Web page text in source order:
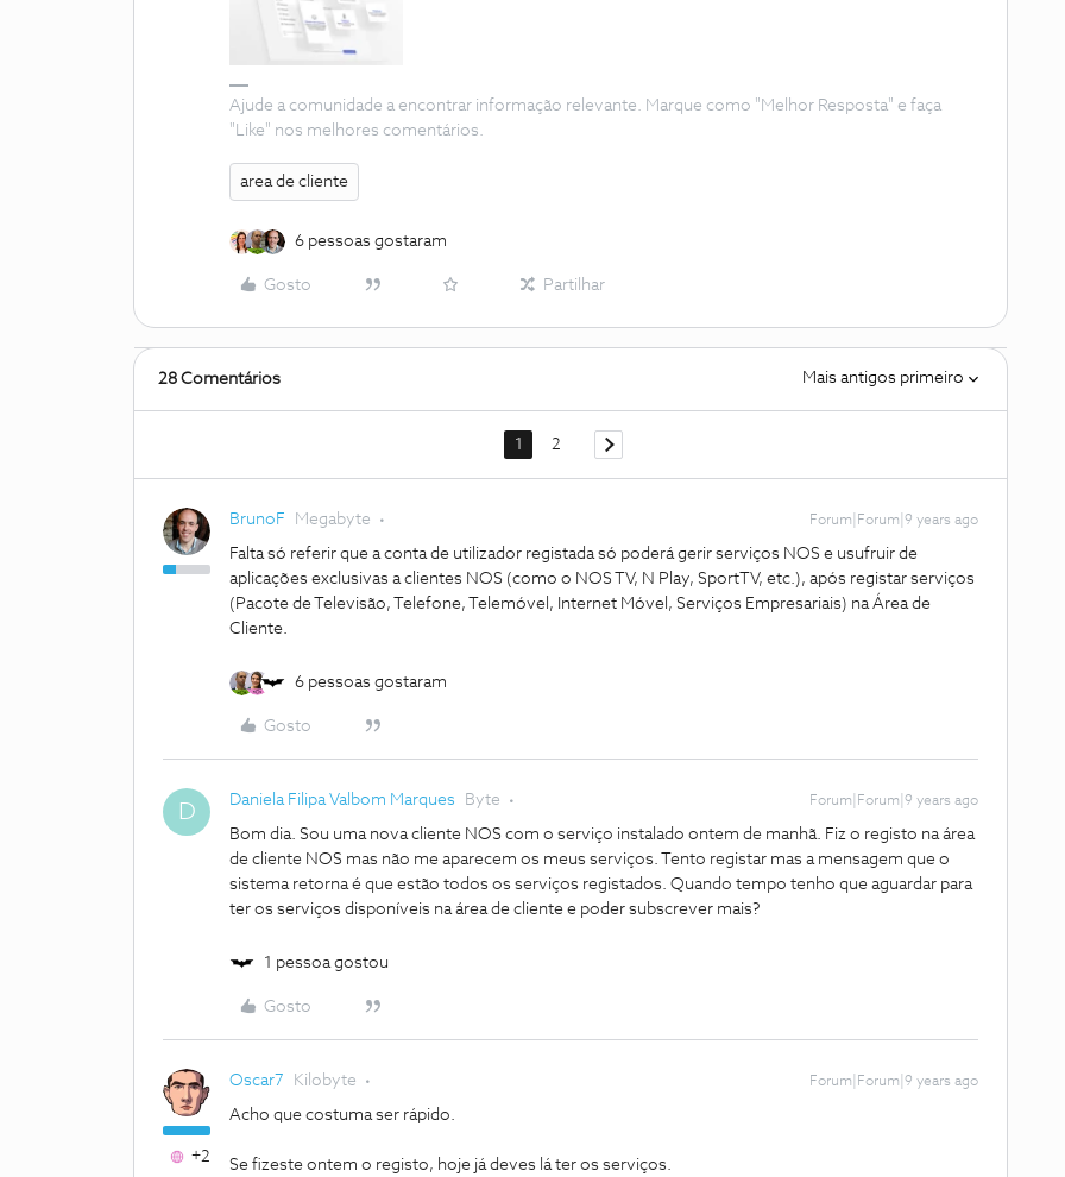
Ajude a comunidade a encontrar informação relevante. Marque como "Melhor Resposta" e faça
"Like" nos melhores comentários.
area de cliente
6 pessoas gostaram
Gosto Partilhar
28 Comentários Mais antigos primeiro
1 2
BrunoF Megabyte Forum|Forum|9 years ago
Falta só referir que a conta de utilizador registada só poderá gerir serviços NOS e usufruir de
aplicações exclusivas a clientes NOS (como o NOS TV, N Play, SportTV, etc.), após registar serviços
(Pacote de Televisão, Telefone, Telemóvel, Internet Móvel, Serviços Empresariais) na Área de
Cliente.
6 pessoas gostaram
Gosto
D Daniela Filipa Valbom Marques Byte Forum|Forum|9 years ago
Bom dia. Sou uma nova cliente NOS com o serviço instalado ontem de manhã. Fiz o registo na área
de cliente NOS mas não me aparecem os meus serviços. Tento registar mas a mensagem que o
sistema retorna é que estão todos os serviços registados. Quando tempo tenho que aguardar para
ter os serviços disponíveis na área de cliente e poder subscrever mais?
1 pessoa gostou
Gosto
+2
Oscar7 Kilobyte Forum|Forum|9 years ago
Acho que costuma ser rápido.
Se fizeste ontem o registo, hoje já deves lá ter os serviços.